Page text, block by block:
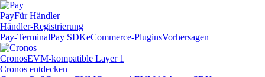
PayFür Händler
Händler-Registrierung
Pay-TerminalPay SDKeCommerce-PluginsVorhersagen
CronosEVM-kompatible Layer 1
Cronos entdecken